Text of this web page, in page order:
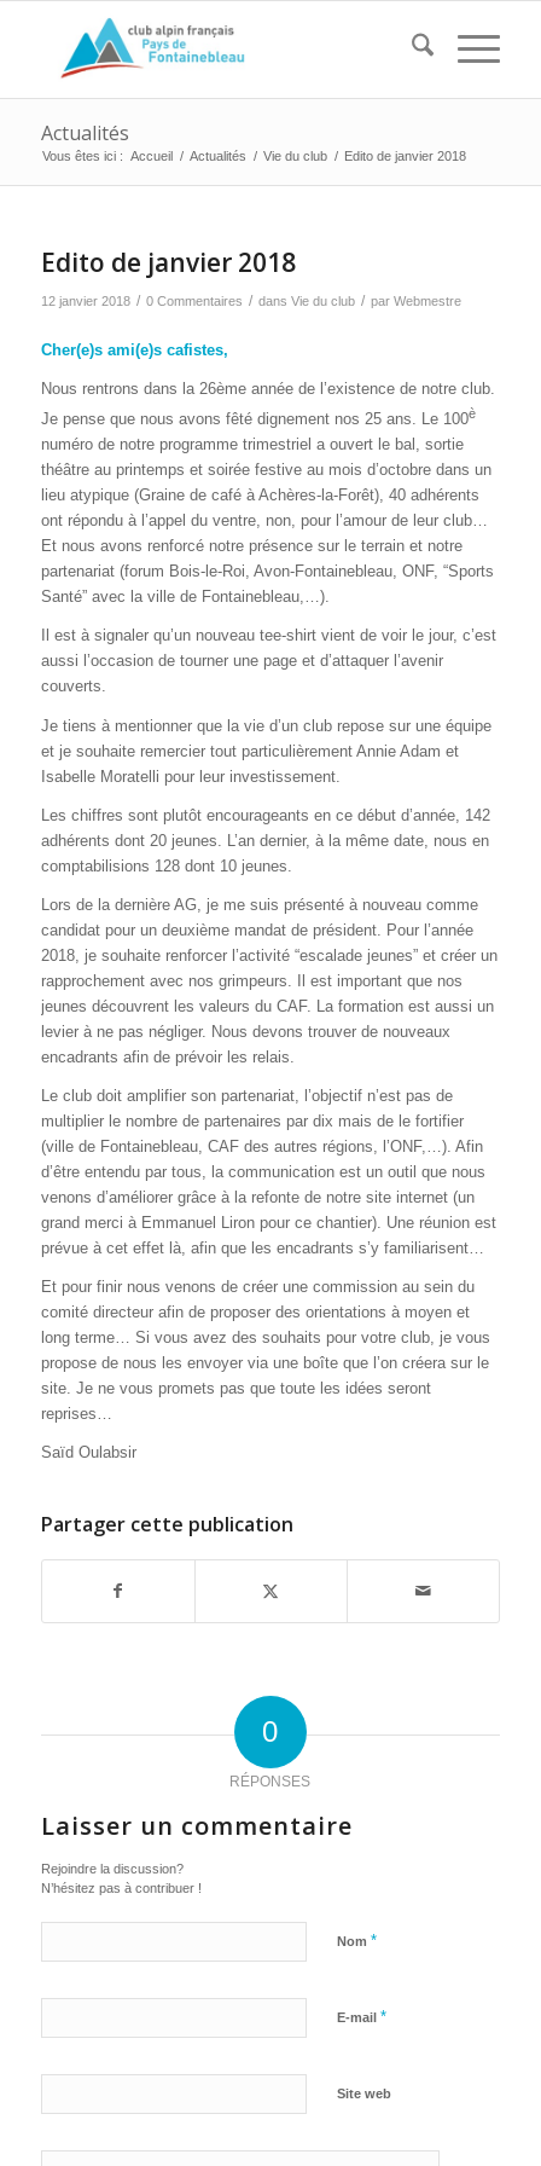
Actualités
Vous êtes ici : Accueil / Actualités / Vie du club / Edito de janvier 2018
Edito de janvier 2018
12 janvier 2018 / 0 Commentaires / dans Vie du club / par Webmestre
Cher(e)s ami(e)s cafistes,
Nous rentrons dans la 26ème année de l’existence de notre club.
Je pense que nous avons fêté dignement nos 25 ans. Le 100è
numéro de notre programme trimestriel a ouvert le bal, sortie
théâtre au printemps et soirée festive au mois d’octobre dans un
lieu atypique (Graine de café à Achères-la-Forêt), 40 adhérents
ont répondu à l’appel du ventre, non, pour l’amour de leur club…
Et nous avons renforcé notre présence sur le terrain et notre
partenariat (forum Bois-le-Roi, Avon-Fontainebleau, ONF, “Sports
Santé” avec la ville de Fontainebleau,…).
Il est à signaler qu’un nouveau tee-shirt vient de voir le jour, c’est
aussi l’occasion de tourner une page et d’attaquer l’avenir
couverts.
Je tiens à mentionner que la vie d’un club repose sur une équipe
et je souhaite remercier tout particulièrement Annie Adam et
Isabelle Moratelli pour leur investissement.
Les chiffres sont plutôt encourageants en ce début d’année, 142
adhérents dont 20 jeunes. L’an dernier, à la même date, nous en
comptabilisions 128 dont 10 jeunes.
Lors de la dernière AG, je me suis présenté à nouveau comme
candidat pour un deuxième mandat de président. Pour l’année
2018, je souhaite renforcer l’activité “escalade jeunes” et créer un
rapprochement avec nos grimpeurs. Il est important que nos
jeunes découvrent les valeurs du CAF. La formation est aussi un
levier à ne pas négliger. Nous devons trouver de nouveaux
encadrants afin de prévoir les relais.
Le club doit amplifier son partenariat, l’objectif n’est pas de
multiplier le nombre de partenaires par dix mais de le fortifier
(ville de Fontainebleau, CAF des autres régions, l’ONF,…). Afin
d’être entendu par tous, la communication est un outil que nous
venons d’améliorer grâce à la refonte de notre site internet (un
grand merci à Emmanuel Liron pour ce chantier). Une réunion est
prévue à cet effet là, afin que les encadrants s’y familiarisent…
Et pour finir nous venons de créer une commission au sein du
comité directeur afin de proposer des orientations à moyen et
long terme… Si vous avez des souhaits pour votre club, je vous
propose de nous les envoyer via une boîte que l’on créera sur le
site. Je ne vous promets pas que toute les idées seront
reprises…
Saïd Oulabsir
Partager cette publication
0
RÉPONSES
Laisser un commentaire
Rejoindre la discussion?
N’hésitez pas à contribuer !
Nom *
E-mail *
Site web